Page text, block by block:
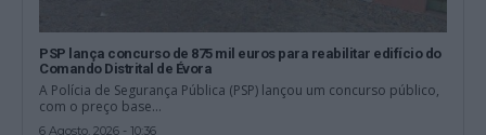
PSP lança concurso de 875 mil euros para reabilitar edifício do
Comando Distrital de Évora
A Polícia de Segurança Pública (PSP) lançou um concurso público,
com o preço base...
6 Agosto, 2026 - 10:36